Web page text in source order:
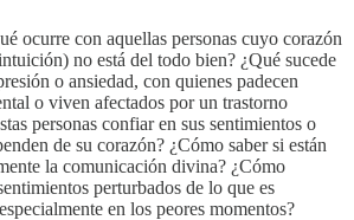
ocurre con aquellas personas cuyo corazón
no está del todo bien? ¿Qué sucede
o ansiedad, con quienes padecen
o viven afectados por un trastorno
personas confiar en sus sentimientos o
de su corazón? ¿Cómo saber si están
la comunicación divina? ¿Cómo
perturbados de lo que es
en los peores momentos?